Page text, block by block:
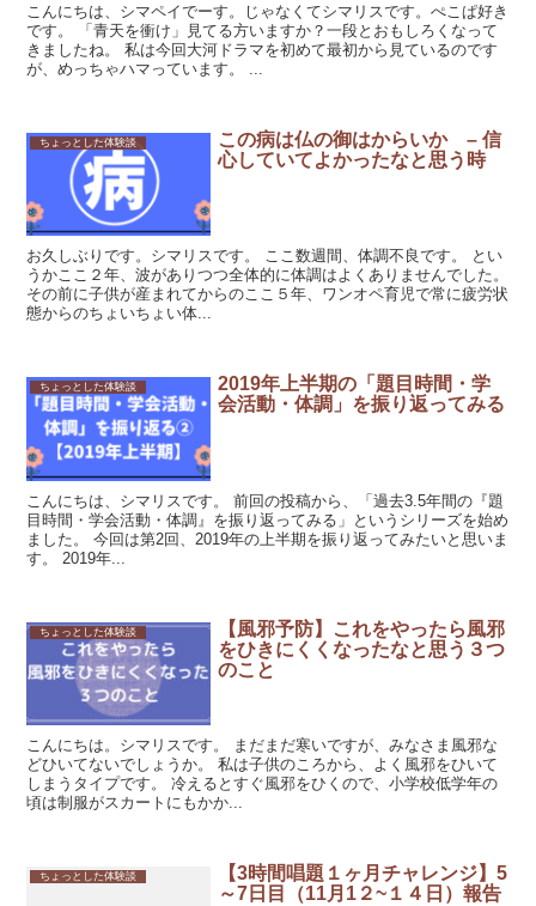
こんにちは、シマペイでーす。じゃなくてシマリスです。ぺこぱ好き
です。 「青天を衝け」見てる方いますか？一段とおもしろくなって
きましたね。 私は今回大河ドラマを初めて最初から見ているのです
が、めっちゃハマっています。 ...
ちょっとした体験談
この病は仏の御はからいか – 信
心していてよかったなと思う時
お久しぶりです。シマリスです。 ここ数週間、体調不良です。 とい
うかここ２年、波がありつつ全体的に体調はよくありませんでした。
その前に子供が産まれてからのここ５年、ワンオペ育児で常に疲労状
態からのちょいちょい体...
ちょっとした体験談
2019年上半期の「題目時間・学
会活動・体調」を振り返ってみる
こんにちは、シマリスです。 前回の投稿から、「過去3.5年間の『題
目時間・学会活動・体調』を振り返ってみる」というシリーズを始め
ました。 今回は第2回、2019年の上半期を振り返ってみたいと思いま
す。 2019年...
ちょっとした体験談
【風邪予防】これをやったら風邪
をひきにくくなったなと思う３つ
のこと
こんにちは。シマリスです。 まだまだ寒いですが、みなさま風邪な
どひいてないでしょうか。 私は子供のころから、よく風邪をひいて
しまうタイプです。 冷えるとすぐ風邪をひくので、小学校低学年の
頃は制服がスカートにもかか...
ちょっとした体験談
【3時間唱題１ヶ月チャレンジ】5
～7日目（11月1２~１４日）報告